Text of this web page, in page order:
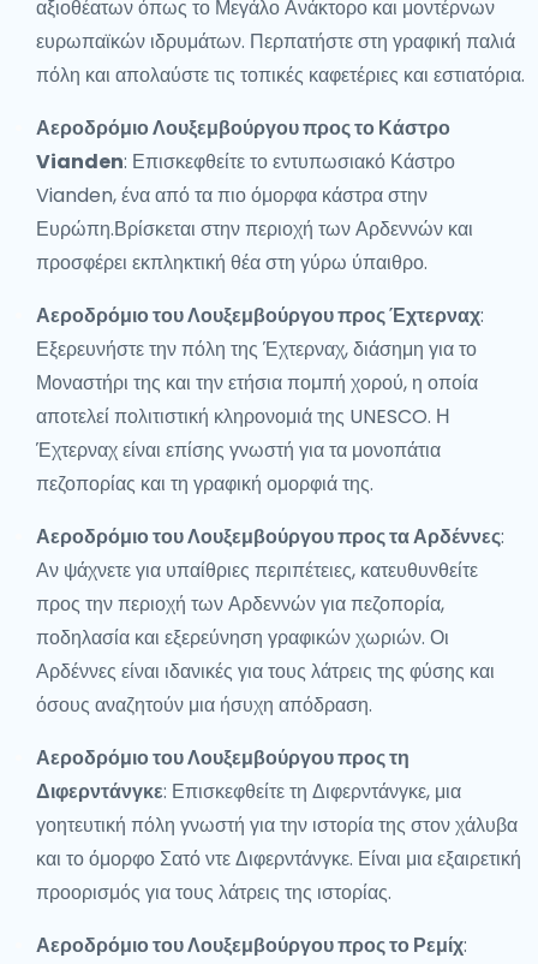
αξιοθέατων όπως το Μεγάλο Ανάκτορο και μοντέρνων
ευρωπαϊκών ιδρυμάτων. Περπατήστε στη γραφική παλιά
πόλη και απολαύστε τις τοπικές καφετέριες και εστιατόρια.
Αεροδρόμιο Λουξεμβούργου προς το Κάστρο
Vianden: Επισκεφθείτε το εντυπωσιακό Κάστρο
Vianden, ένα από τα πιο όμορφα κάστρα στην
Ευρώπη.Βρίσκεται στην περιοχή των Αρδεννών και
προσφέρει εκπληκτική θέα στη γύρω ύπαιθρο.
Αεροδρόμιο του Λουξεμβούργου προς Έχτερναχ:
Εξερευνήστε την πόλη της Έχτερναχ, διάσημη για το
Μοναστήρι της και την ετήσια πομπή χορού, η οποία
αποτελεί πολιτιστική κληρονομιά της UNESCO. Η
Έχτερναχ είναι επίσης γνωστή για τα μονοπάτια
πεζοπορίας και τη γραφική ομορφιά της.
Αεροδρόμιο του Λουξεμβούργου προς τα Αρδέννες:
Αν ψάχνετε για υπαίθριες περιπέτειες, κατευθυνθείτε
προς την περιοχή των Αρδεννών για πεζοπορία,
ποδηλασία και εξερεύνηση γραφικών χωριών. Οι
Αρδέννες είναι ιδανικές για τους λάτρεις της φύσης και
όσους αναζητούν μια ήσυχη απόδραση.
Αεροδρόμιο του Λουξεμβούργου προς τη
Διφερντάνγκε: Επισκεφθείτε τη Διφερντάνγκε, μια
γοητευτική πόλη γνωστή για την ιστορία της στον χάλυβα
και το όμορφο Σατό ντε Διφερντάνγκε. Είναι μια εξαιρετική
προορισμός για τους λάτρεις της ιστορίας.
Αεροδρόμιο του Λουξεμβούργου προς το Ρεμίχ: